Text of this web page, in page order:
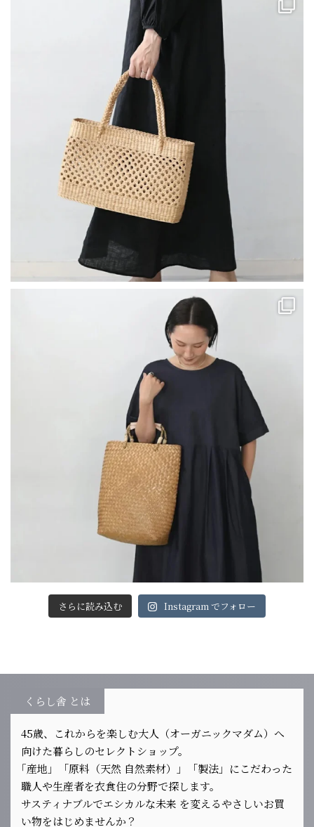
さらに読み込む Instagram でフォロー
くらし舎 とは
45歳、これからを楽しむ大人（オーガニックマダム）へ
向けた暮らしのセレクトショップ。
｢産地」「原料（天然 自然素材）」「製法」にこだわった
職人や生産者を衣食住の分野で探します。
サスティナブルでエシカルな未来 を変えるやさしいお買
い物をはじめませんか？